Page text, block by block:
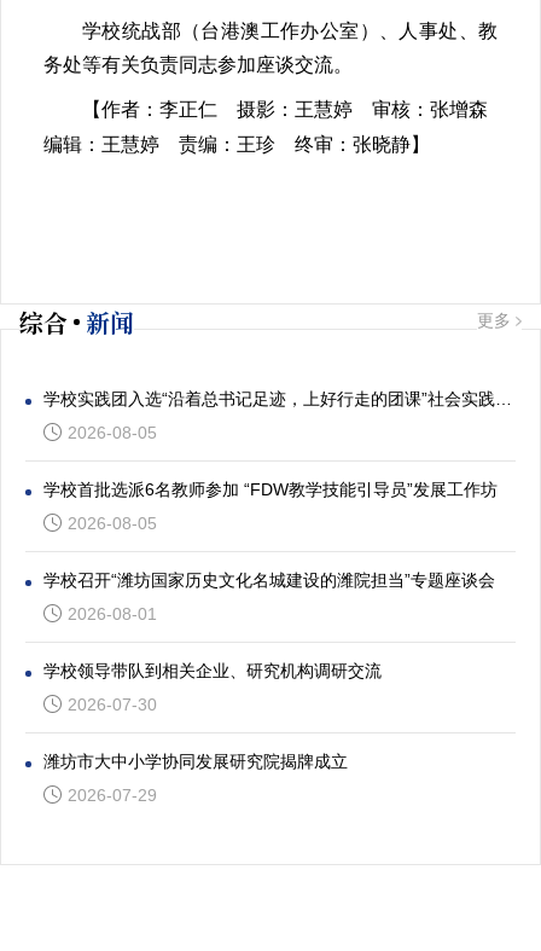
学校统战部（台港澳工作办公室）、人事处、教
务处等有关负责同志参加座谈交流。
【作者：李正仁 摄影：王慧婷 审核：张增森
编辑：王慧婷 责编：王珍 终审：张晓静】
综合 新闻 更多
2026-08-05
学校首批选派6名教师参加 “FDW教学技能引导员”发展工作坊
2026-08-05
学校召开“潍坊国家历史文化名城建设的潍院担当”专题座谈会
2026-08-01
学校领导带队到相关企业、研究机构调研交流
2026-07-30
潍坊市大中小学协同发展研究院揭牌成立
2026-07-29